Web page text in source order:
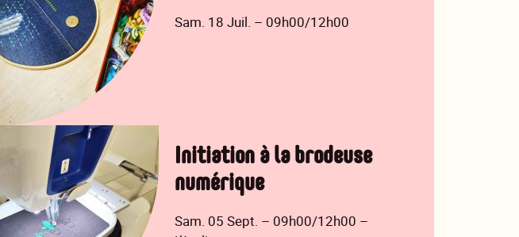
Sam. 18 Juil. – 09h00/12h00
Initiation à la brodeuse
numérique
Sam. 05 Sept. – 09h00/12h00 –